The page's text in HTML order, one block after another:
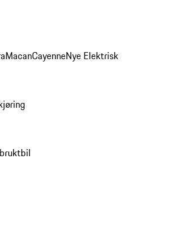
MacanCayenneNye Elektrisk